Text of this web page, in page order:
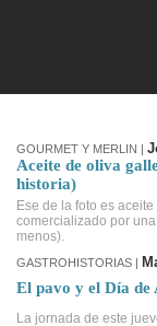
GOURMET Y MERLIN |
Aceite de oliva
historia)
Ese de la foto es
comercializado por
menos).
GASTROHISTORIAS |
El pavo y el Día de
La jornada de este